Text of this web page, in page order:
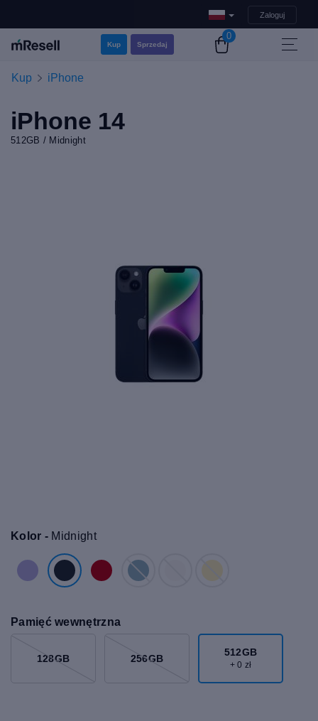
Zaloguj
Kup Sprzedaj
0
Kup iPhone
iPhone 14
512GB / Midnight
Kolor - Midnight
Pamięć wewnętrzna
128GB 256GB
512GB
+ 0 zł